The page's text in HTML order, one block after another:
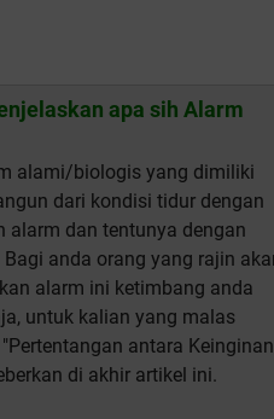
apa sih Alarm
alami/biologis yang dimiliki
dari kondisi tidur dengan
alarm dan tentunya dengan
anda orang yang rajin
alarm ini ketimbang anda
untuk kalian yang malas
antara Keinginan
di akhir artikel ini.